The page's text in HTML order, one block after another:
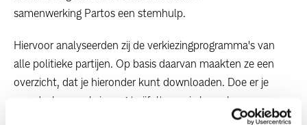
samenwerking Partos een stemhulp.
Hiervoor analyseerden zij de verkiezingprogramma's van
alle politieke partijen. Op basis daarvan maakten ze een
overzicht, dat je hieronder kunt downloaden. Doe er je
voordeel mee, als je nog twijfelt over je keuze!